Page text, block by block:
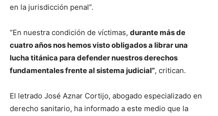
en la jurisdicción penal”.
“En nuestra condición de víctimas, durante más de
cuatro años nos hemos visto obligados a librar una
lucha titánica para defender nuestros derechos
fundamentales frente al sistema judicial”, critican.
El letrado José Aznar Cortijo, abogado especializado en
derecho sanitario, ha informado a este medio que la